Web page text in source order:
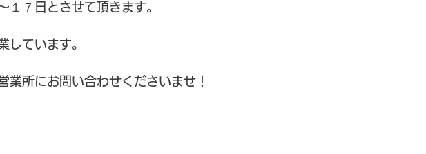
１７日とさせて頂きます。
しています。
業所にお問い合わせくださいませ！